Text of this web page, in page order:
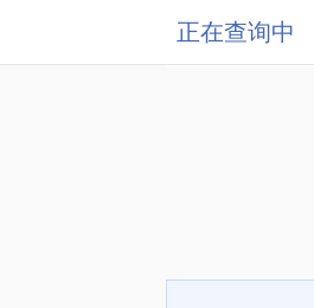
正在查询中